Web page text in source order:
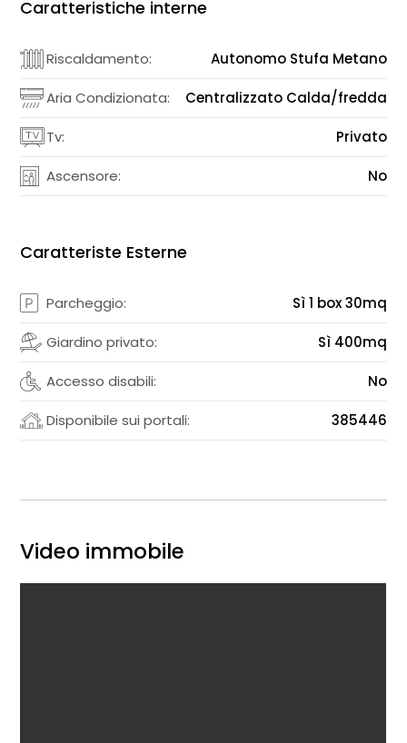
Caratteristiche interne
Riscaldamento: Autonomo Stufa Metano
Aria Condizionata: Centralizzato Calda/fredda
Tv: Privato
Ascensore: No
Caratteriste Esterne
Parcheggio: Sì 1 box 30mq
Giardino privato: Sì 400mq
Accesso disabili: No
Disponibile sui portali: 385446
Video immobile